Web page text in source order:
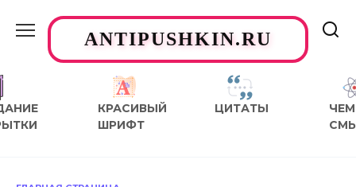
содержаниюANTIPUSHKIN.RU
КРАСИВЫЙ
ШРИФТ
ЦИТАТЫ
ЧЕМ